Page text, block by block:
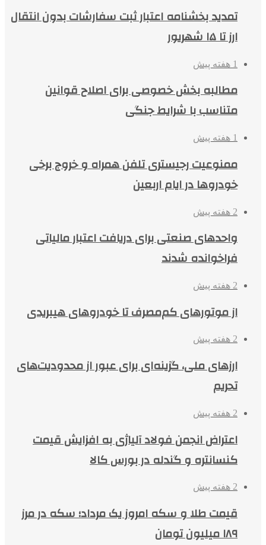
تمدید بخشنامه اعتبار ثبت سفارشات بدون انتقال
ارز تا ۱۵ شهریور
1 هفته پیش
مطالبه بخش خصوصی برای اصلاح قوانین
متناسب با شرایط جنگی
1 هفته پیش
ممنوعیت رجیستری تلفن همراه و خروج برخی
خودروها در ایام اربعین
2 هفته پیش
واحدهای صنعتی برای دریافت اعتبار مالیاتی
فراخوانده شدند
2 هفته پیش
از موتورهای کم‌مصرف تا خودروهای هیبریدی
2 هفته پیش
ارزهای ملی، گزینه‌ای برای عبور از محدودیت‌های
تحریم
2 هفته پیش
اعتراض انجمن فولاد آلیاژی به افزایش قیمت
کنسانتره و گندله در بورس کالا
2 هفته پیش
قیمت طلا و سکه امروز یک مرداد؛ سکه در مرز
۱۸۹ میلیون تومان